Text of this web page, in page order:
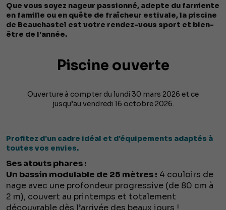
Que vous soyez nageur passionné, adepte du farniente
en famille ou en quête de fraîcheur estivale, la piscine
de Beauchastel est votre rendez-vous sport et bien-
être de l’année.
Piscine ouverte
Ouverture à compter du lundi 30 mars 2026 et ce
jusqu’au vendredi 16 octobre 2026.
Profitez d’un cadre idéal et d’équipements adaptés à
toutes vos envies.
Ses atouts phares :
Un bassin modulable de 25 mètres : 4 couloirs de
nage avec une profondeur progressive (de 80 cm à
2 m), couvert au printemps et totalement
découvrable dès l’arrivée des beaux jours !